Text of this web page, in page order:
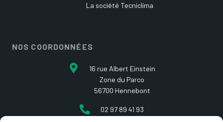
La société Tecniclima
NOS COORDONNÉES
16 rue Albert Einstein
Zone du Parco
56700 Hennebont
02 97 89 41 93